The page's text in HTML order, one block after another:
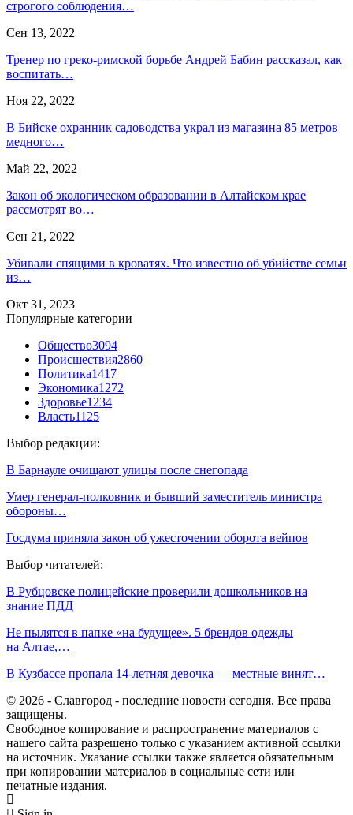
строгого соблюдения…
Сен 13, 2022
Тренер по греко-римской борьбе Андрей Бабин рассказал, как
воспитать…
Ноя 22, 2022
В Бийске охранник садоводства украл из магазина 85 метров
медного…
Май 22, 2022
Закон об экологическом образовании в Алтайском крае
рассмотрят во…
Сен 21, 2022
Убивали спящими в кроватях. Что известно об убийстве семьи
из…
Окт 31, 2023
Популярные категории
Общество3094
Происшествия2860
Политика1417
Экономика1272
Здоровье1234
Власть1125
Выбор редакции:
В Барнауле очищают улицы после снегопада
Умер генерал-полковник и бывший заместитель министра
обороны…
Госдума приняла закон об ужесточении оборота вейпов
Выбор читателей:
В Рубцовске полицейские проверили дошкольников на
знание ПДД
Не пылятся в папке «на будущее». 5 брендов одежды
на Алтае,…
В Кузбассе пропала 14-летняя девочка — местные винят…
© 2026 - Славгород - последние новости сегодня. Все права
защищены.
Свободное копирование и распространение материалов с
нашего сайта разрешено только с указанием активной ссылки
на источник. Указание ссылки также является обязательным
при копировании материалов в социальные сети или
печатные издания.